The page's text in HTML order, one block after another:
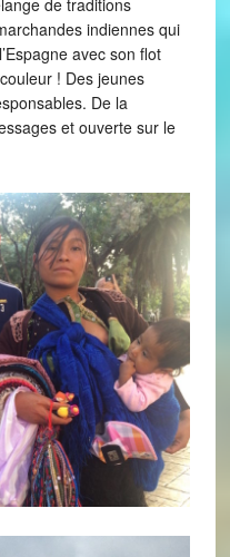
de traditions
indiennes qui
avec son flot
! Des jeunes
De la
et ouverte sur le